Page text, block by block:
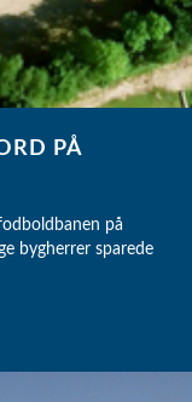
PÅ
på
bygherrer sparede